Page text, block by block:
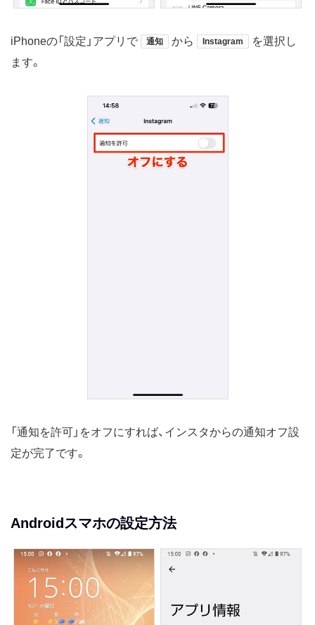
iPhoneの「設定」アプリで 通知 から Instagram
を選択し
ます。
「通知を許可」をオフにすれば、インスタからの通知オフ設
定が完了です。
Androidスマホの設定方法